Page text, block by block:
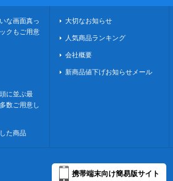
な画面真っ
クもご用意
に並ぶ最
数ご用意し
た商品
大切なお知らせ
人気商品ランキング
会社概要
新商品値下げお知らせメール
携帯端末向け簡易版サイト